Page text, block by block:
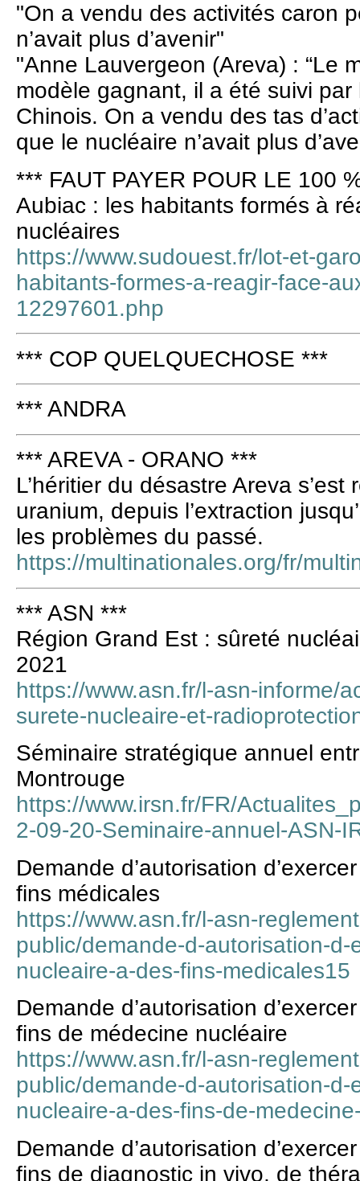
"On a vendu des activités caron
n’avait plus d’avenir"
"Anne Lauvergeon (Areva) : “Le
modèle gagnant, il a été suivi
Chinois. On a vendu des tas
que le nucléaire n’avait plus
*** FAUT PAYER POUR LE 100
Aubiac : les habitants formés à
nucléaires
https://www.sudouest.fr/lot-et-
habitants-formes-a-reagir-face-
12297601.php
*** COP QUELQUECHOSE ***
*** ANDRA
*** AREVA - ORANO ***
L’héritier du désastre Areva
uranium, depuis l’extraction
les problèmes du passé.
https://multinationales.org/fr/
*** ASN ***
Région Grand Est : sûreté
2021
https://www.asn.fr/l-asn-informe/
surete-nucleaire-et-
Séminaire stratégique annuel
Montrouge
https://www.irsn.fr/FR/
2-09-20-Seminaire-annuel-ASN-
Demande d’autorisation
fins médicales
https://www.asn.fr/l-asn-
public/demande-d-autorisation-d-
nucleaire-a-des-fins-medicales15
Demande d’autorisation
fins de médecine nucléaire
https://www.asn.fr/l-asn-
public/demande-d-autorisation-d-
nucleaire-a-des-fins-de-
Demande d’autorisation
fins de diagnostic in vivo, de